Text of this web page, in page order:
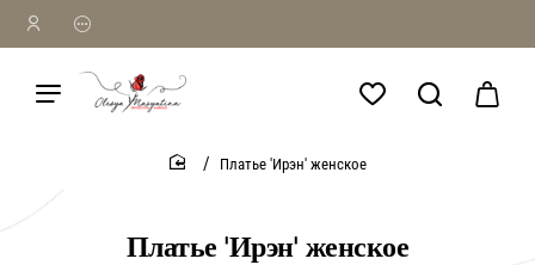
Платье 'Ирэн' женское
Платье 'Ирэн' женское